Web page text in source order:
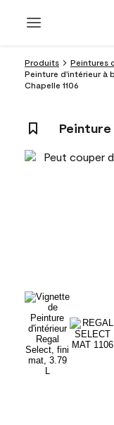
Produits
Peintures
Peinture d'intérieur à
Chapelle 1106
Peinture